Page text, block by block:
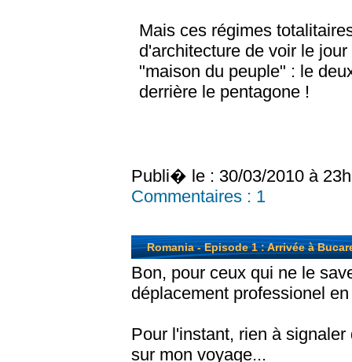
Mais ces régimes
d'architecture de voir le
"maison du peuple" : le
derrière le pentagone !
Publi� le : 30/03/2010 à
Commentaires : 1
Romania - Episode 1 : Arrivée à
Bon, pour ceux qui ne le
déplacement professionel
Pour l'instant, rien à
sur mon voyage...